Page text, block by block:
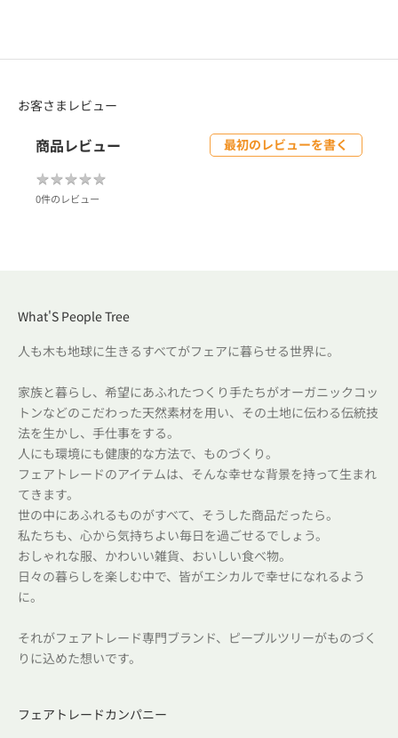
お客さまレビュー
商品レビュー 最初のレビューを書く
★★★★★
★★★★★
0件のレビュー
What'S People Tree
人も木も地球に生きるすべてがフェアに暮らせる世界に。
家族と暮らし、希望にあふれたつくり手たちがオーガニックコッ
トンなどのこだわった天然素材を用い、その土地に伝わる伝統技
法を生かし、手仕事をする。
人にも環境にも健康的な方法で、ものづくり。
フェアトレードのアイテムは、そんな幸せな背景を持って生まれ
てきます。
世の中にあふれるものがすべて、そうした商品だったら。
私たちも、心から気持ちよい毎日を過ごせるでしょう。
おしゃれな服、かわいい雑貨、おいしい食べ物。
日々の暮らしを楽しむ中で、皆がエシカルで幸せになれるよう
に。
それがフェアトレード専門ブランド、ピープルツリーがものづく
りに込めた想いです。
フェアトレードカンパニー